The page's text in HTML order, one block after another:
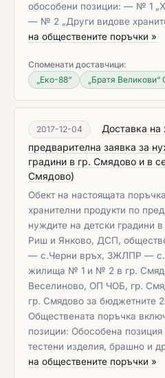
обособени позиции: — № 1
— № 2 „Други видове
на обществените поръчки »
Споменати доставчици:
„Eко-88“
„Братя
2017-12-04
Доставка на
предварителна заявка за
градини в гр. Смядово и в
Смядово)
Обект на настоящата
хранителни продукти по
нуждите на детски градини
Риш и Янково, ДСП,
— с.Черни връх, ЗЖЛПР — с.
жилища № 1 и № 2 в гр.
Веселиново, ОП ЧОБ, гр.
гр. Смядово за бюджетните
Обществената поръчка
позиции: Обособена
тестени изделия, брашно и
на обществените поръчки »